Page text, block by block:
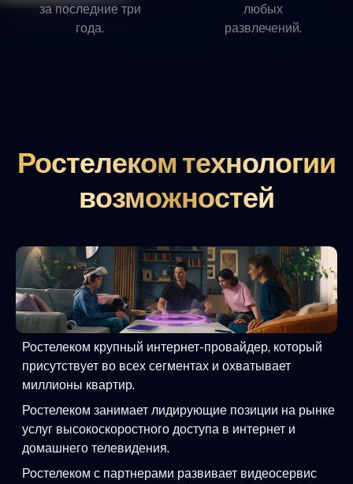
за последние три
года.
любых
развлечений.
Ростелеком технологии
возможностей
Ростелеком крупный интернет-провайдер, который
присутствует во всех сегментах и охватывает
миллионы квартир.
Ростелеком занимает лидирующие позиции на рынке
услуг высокоскоростного доступа в интернет и
домашнего телевидения.
Ростелеком с партнерами развивает видеосервис